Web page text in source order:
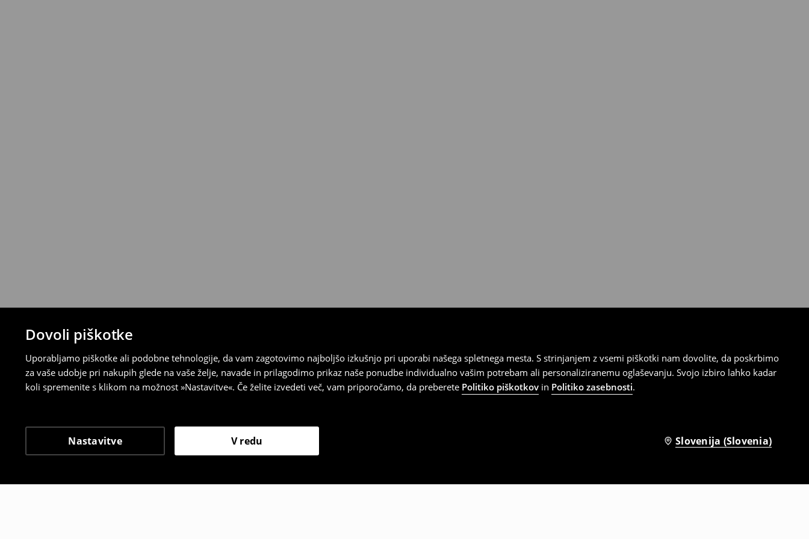
Dovoli piškotke
Uporabljamo piškotke ali podobne tehnologije, da vam zagotovimo najboljšo izkušnjo pri uporabi našega spletnega mesta. S strinjanjem z vsemi piškotki nam dovolite, da poskrbimo
za vaše udobje pri nakupih glede na vaše želje, navade in prilagodimo prikaz naše ponudbe individualno vašim potrebam ali personaliziranemu oglaševanju. Svojo izbiro lahko kadar
koli spremenite s klikom na možnost »Nastavitve«. Če želite izvedeti več, vam priporočamo, da preberete Politiko piškotkov in Politiko zasebnosti.
Nastavitve V redu Slovenija (Slovenia)